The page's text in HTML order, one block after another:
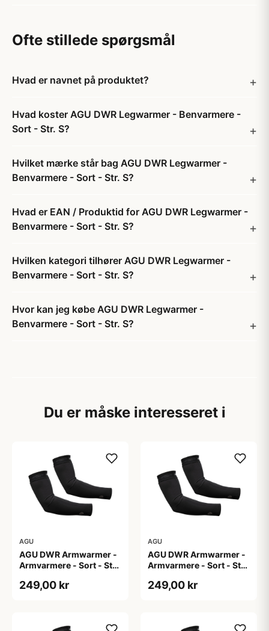
Ofte stillede spørgsmål
Hvad er navnet på produktet?
Hvad koster AGU DWR Legwarmer - Benvarmere -
Sort - Str. S?
Hvilket mærke står bag AGU DWR Legwarmer -
Benvarmere - Sort - Str. S?
Hvad er EAN / Produktid for AGU DWR Legwarmer -
Benvarmere - Sort - Str. S?
Hvilken kategori tilhører AGU DWR Legwarmer -
Benvarmere - Sort - Str. S?
Hvor kan jeg købe AGU DWR Legwarmer -
Benvarmere - Sort - Str. S?
Du er måske interesseret i
AGU
AGU DWR Armwarmer -
Armvarmere - Sort - Str.
249,00 kr
AGU
AGU DWR Armwarmer -
Armvarmere - Sort - Str.
249,00 kr